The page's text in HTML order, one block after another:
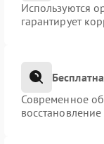
Используются
гарантирует
Современное